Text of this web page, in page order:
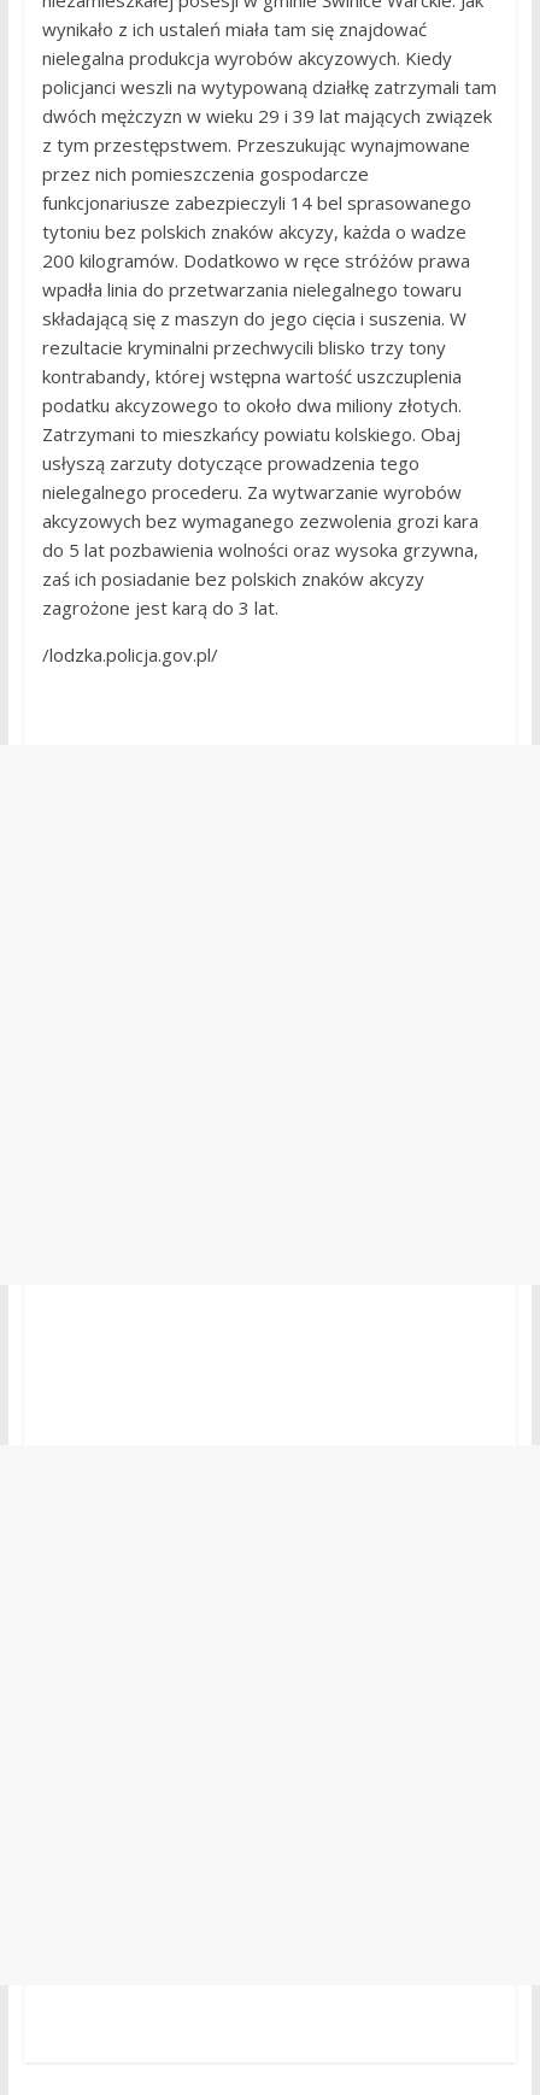
wynikało z ich ustaleń miała tam się znajdować
nielegalna produkcja wyrobów akcyzowych. Kiedy
policjanci weszli na wytypowaną działkę zatrzymali tam
dwóch mężczyzn w wieku 29 i 39 lat mających związek
z tym przestępstwem. Przeszukując wynajmowane
przez nich pomieszczenia gospodarcze
funkcjonariusze zabezpieczyli 14 bel sprasowanego
tytoniu bez polskich znaków akcyzy, każda o wadze
200 kilogramów. Dodatkowo w ręce stróżów prawa
wpadła linia do przetwarzania nielegalnego towaru
składającą się z maszyn do jego cięcia i suszenia. W
rezultacie kryminalni przechwycili blisko trzy tony
kontrabandy, której wstępna wartość uszczuplenia
podatku akcyzowego to około dwa miliony złotych.
Zatrzymani to mieszkańcy powiatu kolskiego. Obaj
usłyszą zarzuty dotyczące prowadzenia tego
nielegalnego procederu. Za wytwarzanie wyrobów
akcyzowych bez wymaganego zezwolenia grozi kara
do 5 lat pozbawienia wolności oraz wysoka grzywna,
zaś ich posiadanie bez polskich znaków akcyzy
zagrożone jest karą do 3 lat.
/lodzka.policja.gov.pl/